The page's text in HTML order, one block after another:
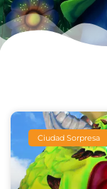
Ciudad Sorpresa